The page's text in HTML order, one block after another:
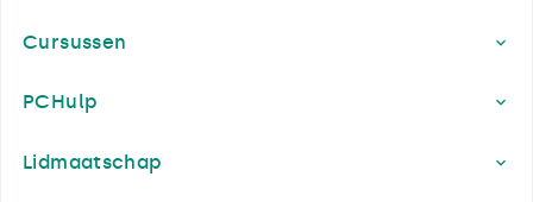
Cursussen
PCHulp
Lidmaatschap